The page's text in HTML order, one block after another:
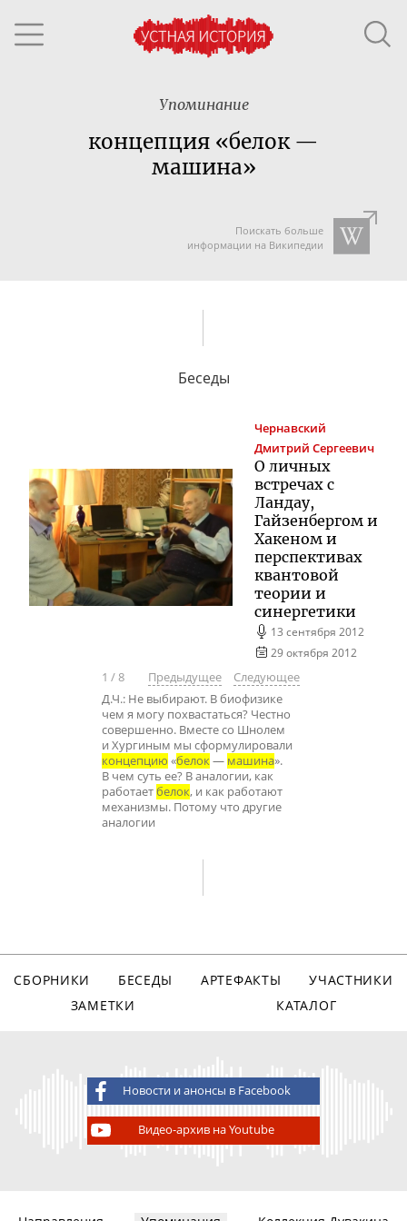
Упоминание
концепция «белок —
машина»
Поискать больше
информации на Википедии
Беседы
Чернавский
Дмитрий Сергеевич
О личных
встречах с
Ландау,
Гайзенбергом и
Хакеном и
перспективах
квантовой
теории и
синергетики
13 сентября 2012
29 октября 2012
1 /8 Предыдущее
Следующее
Д.Ч.: Не выбирают. В биофизике
чем я могу похвастаться? Честно
совершенно. Вместе со Шнолем
и Хургиным мы сформулировали
концепцию «белок— машина».
В чем суть ее? В аналогии, как
работаетбелок, и как работают
механизмы. Потому что другие
аналогии
СБОРНИКИ БЕСЕДЫ АРТЕФАКТЫ
УЧАСТНИКИ
ЗАМЕТКИ
КАТАЛОГ
Новости и анонсы в Facebook
Видео-архив на Youtube